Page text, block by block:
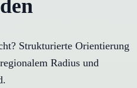
Strukturierte Orientierung
Radius und